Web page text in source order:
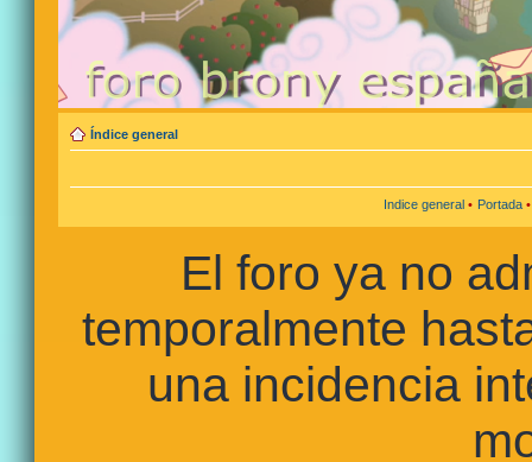
Índice general
Indice general • Portada
El foro ya no
temporalmente
una incidencia